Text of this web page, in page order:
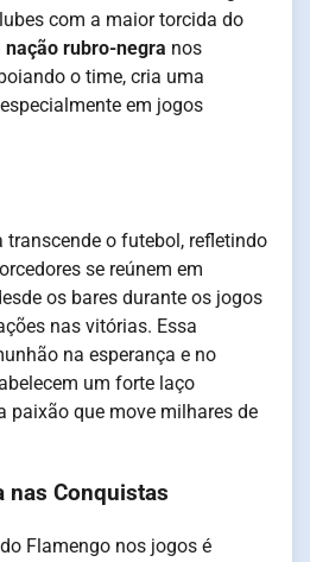
com a maior torcida do
nação rubro-negra nos
o time, cria uma
em jogos
o futebol, refletindo
se reúnem em
os bares durante os jogos
nas vitórias. Essa
na esperança e no
um forte laço
paixão que move milhares de
nas Conquistas
Flamengo nos jogos é